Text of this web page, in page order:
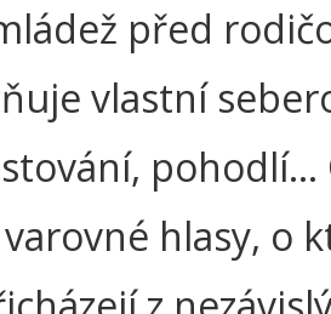
před
vlastní
pohodlí…
hlasy, o